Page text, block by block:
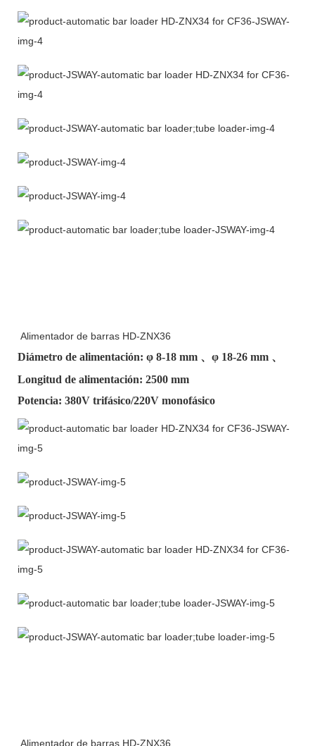
Alimentador de barras HD-ZNX36
Diámetro de alimentación: φ 8-18 mm 、φ 18-26 mm 、
Longitud de alimentación: 2500 mm
Potencia: 380V trifásico/220V monofásico
Alimentador de barras HD-ZNX36